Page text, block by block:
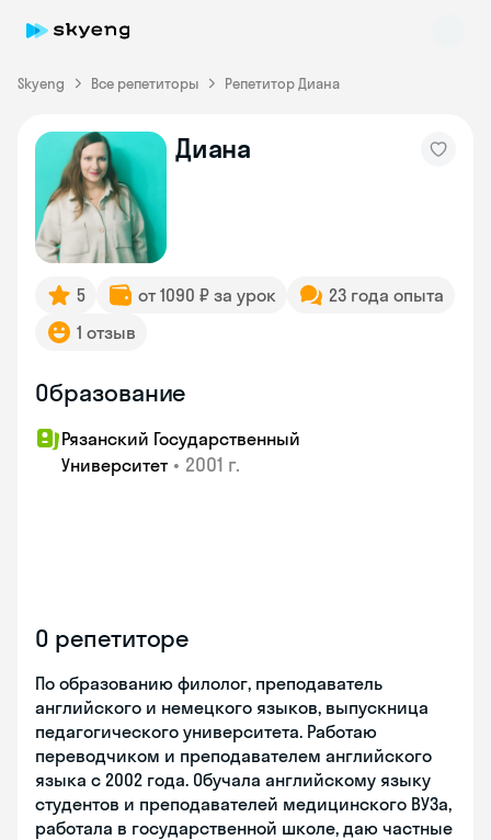
Skyeng Все репетиторы Репетитор Диана
Диана
5 от 1090 ₽ за урок
23 года опыта
1 отзыв
Образование
Рязанский Государственный
Университет • 2001 г.
О репетиторе
По образованию филолог, преподаватель
английского и немецкого языков, выпускница
педагогического университета. Работаю
переводчиком и преподавателем английского
языка с 2002 года. Обучала английскому языку
студентов и преподавателей медицинского ВУЗа,
работала в государственной школе, даю частные
Skyeng Chat
online